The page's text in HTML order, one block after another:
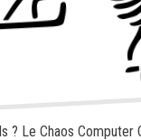
? Le Chaos Computer